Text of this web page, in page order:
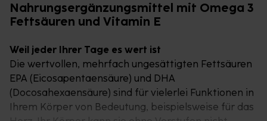
Nahrungsergänzungsmittel mit Omega 3
Fettsäuren und Vitamin E
Weil jeder Ihrer Tage es wert ist
Die wertvollen, mehrfach ungesättigten Fettsäuren
EPA (Eicosapentaensäure) und DHA
(Docosahexaensäure) sind für vielerlei Funktionen in
Ihrem Körper von Bedeutung, beispielsweise für das